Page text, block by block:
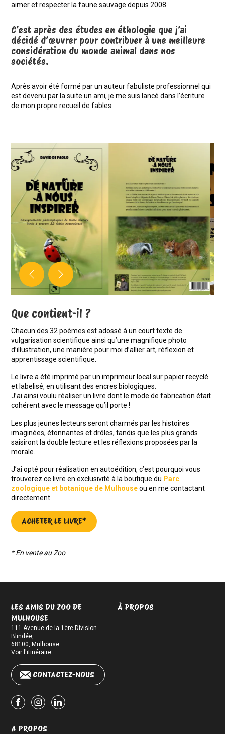
aimer et respecter la faune sauvage depuis 2008.
C’est après des études en éthologie que j’ai
décidé d’œuvrer pour contribuer à une meilleure
considération du monde animal dans nos
sociétés.
Après avoir été formé par un auteur fabuliste professionnel qui
est devenu par la suite un ami, je me suis lancé dans l’écriture
de mon propre recueil de fables.
Que contient-il ?
Chacun des 32 poèmes est adossé à un court texte de
vulgarisation scientifique ainsi qu’une magnifique photo
d’illustration, une manière pour moi d’allier art, réflexion et
apprentissage scientifique.
Le livre a été imprimé par un imprimeur local sur papier recyclé
et labelisé, en utilisant des encres biologiques.
J’ai ainsi voulu réaliser un livre dont le mode de fabrication était
cohérent avec le message qu’il porte !
Les plus jeunes lecteurs seront charmés par les histoires
imaginées, étonnantes et drôles, tandis que les plus grands
saisiront la double lecture et les réflexions proposées par la
morale.
J’ai opté pour réalisation en autoédition, c’est pourquoi vous
trouverez ce livre en exclusivité à la boutique du Parc
zoologique et botanique de Mulhouseou en me contactant
directement.
ACHETER LE LIVRE*
* En vente au Zoo
LES AMIS DU ZOO DE
MULHOUSE
111 Avenue de la 1ère Division
Blindée,
68100, Mulhouse
Voir l'itinéraire
CONTACTEZ-NOUS
FacebookInstagramLinkedin
À PROPOS
A PROPOS